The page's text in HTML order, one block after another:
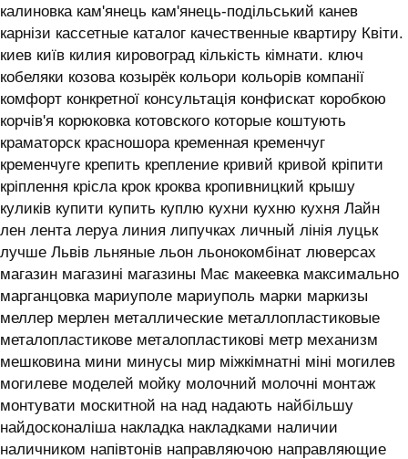
калиновка кам'янець кам'янець-подільський канев
карнізи кассетные каталог качественные квартиру Квіти.
киев київ килия кировоград кількість кімнати. ключ
кобеляки козова козырёк кольори кольорів компанії
комфорт конкретної консультація конфискат коробкою
корчів'я корюковка котовского которые коштують
краматорск красношора кременная кременчуг
кременчуге крепить крепление кривий кривой кріпити
кріплення крісла крок кроква кропивницкий крышу
куликів купити купить куплю кухни кухню кухня ‎Лайн
лен лента леруа линия липучках личный лінія луцьк
лучше Львів льняные льон льонокомбінат люверсах
магазин магазині магазины Має макеевка максимально
марганцовка мариуполе мариуполь марки маркизы
меллер мерлен металлические металлопластиковые
металопластикове металопластикові метр механизм
мешковина мини минусы мир міжкімнатні міні могилев
могилеве моделей мойку молочний молочні монтаж
монтувати москитной на над надають найбільшу
найдосконаліша накладка накладками наличии
наличником напівтонів направляючою направляющие